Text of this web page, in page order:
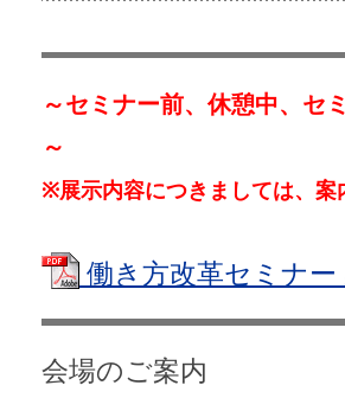
～セミナー前、休憩中、セ
～
※展示内容につきましては、案
働き方改革セミナー
会場のご案内